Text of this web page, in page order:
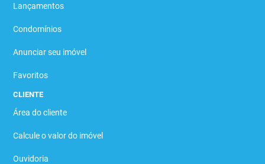
Lançamentos
Condomínios
Anunciar seu imóvel
Favoritos
CLIENTE
Área do cliente
Calcule o valor do imóvel
Ouvidoria